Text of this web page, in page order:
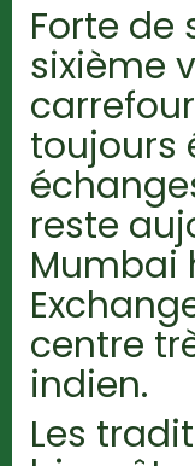
Forte de
sixième
toujours
reste
Mumbai
centre
indien.
Les